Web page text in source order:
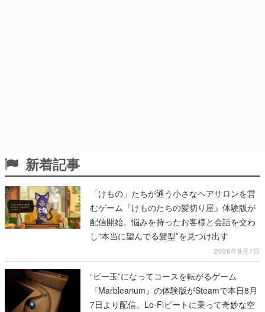
新着記事
「けもの」たちが通う小さなヘアサロンを営
むゲーム『けものたちの髪切り屋』体験版が
配信開始。悩みを持ったお客様と会話を交わ
し“本当に望んでる髪型”を見つけ出す
2026年8月7日
“ビー玉”になってコースを転がるゲーム
『Marblearium』の体験版がSteamで本日8月
7日より配信。Lo-Fiビートに乗って奇妙な空